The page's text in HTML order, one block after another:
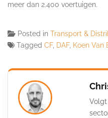
meer dan 2.400 voertuigen.
Posted in Transport &
Tagged CF, DAF, Koen Van